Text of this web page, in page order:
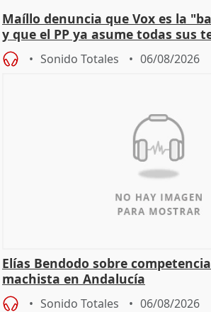
Maíllo denuncia que Vox es la
y que el PP ya asume todas sus
Sonido Totales 06/08/2026
Elías Bendodo sobre
machista en Andalucía
Sonido Totales 06/08/2026